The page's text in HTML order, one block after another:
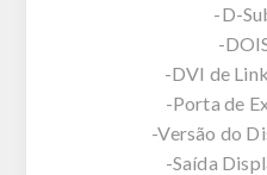
-D-
-
-DVI de
-Porta de
-Versão do
-Saída